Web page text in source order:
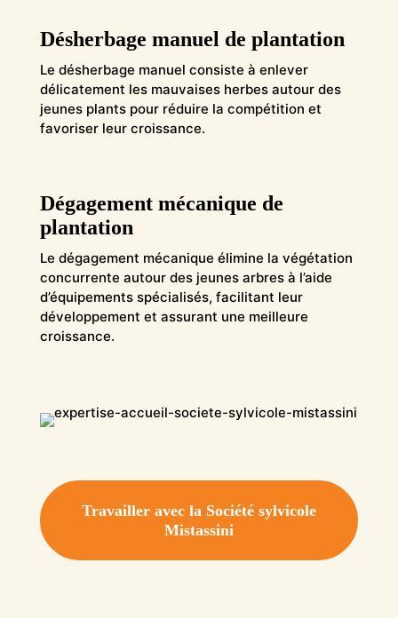
Désherbage manuel de plantation
Le désherbage manuel consiste à enlever
délicatement les mauvaises herbes autour des
jeunes plants pour réduire la compétition et
favoriser leur croissance.
Dégagement mécanique de
plantation
Le dégagement mécanique élimine la végétation
concurrente autour des jeunes arbres à l’aide
d’équipements spécialisés, facilitant leur
développement et assurant une meilleure
croissance.
Travailler avec la Société sylvicole
Mistassini